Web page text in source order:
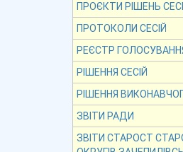
ПРОЄКТИ РІШЕНЬ
ПРОТОКОЛИ СЕСІЙ
РЕЄСТР
РІШЕННЯ СЕСІЙ
РІШЕННЯ
ЗВІТИ РАДИ
ЗВІТИ СТАРОСТ